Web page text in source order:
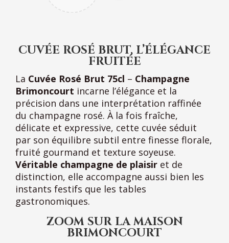
CUVÉE ROSÉ BRUT, L’ÉLÉGANCE
FRUITÉE
La Cuvée Rosé Brut 75cl – Champagne
Brimoncourt incarne l’élégance et la
précision dans une interprétation raffinée
du champagne rosé. À la fois fraîche,
délicate et expressive, cette cuvée séduit
par son équilibre subtil entre finesse florale,
fruité gourmand et texture soyeuse.
Véritable champagne de plaisir et de
distinction, elle accompagne aussi bien les
instants festifs que les tables
gastronomiques.
ZOOM SUR LA MAISON
BRIMONCOURT